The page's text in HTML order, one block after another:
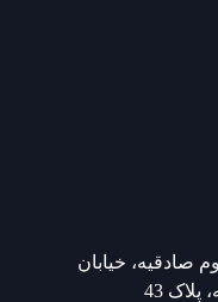
صادقیه، خیابان
43